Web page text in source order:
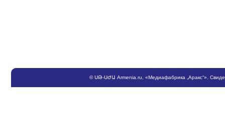
©ՍԹ-ՍԺԱ Armenia.ru , «Медиафабрика „Аракс“».